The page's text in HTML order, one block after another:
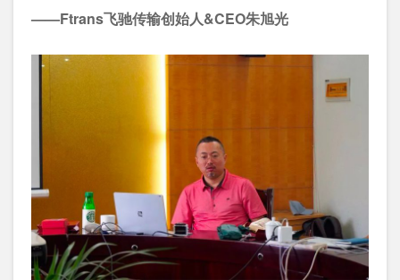
——Ftrans飞驰传输创始人&CEO朱旭光